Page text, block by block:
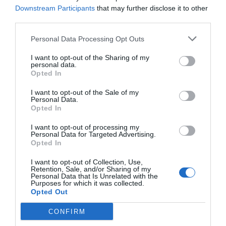
Downstream Participants that may further disclose it to other
Personal Data Processing Opt Outs
I want to opt-out of the Sharing of my
personal data.
Opted In
I want to opt-out of the Sale of my
Personal Data.
Opted In
I want to opt-out of processing my
Personal Data for Targeted Advertising.
Opted In
I want to opt-out of Collection, Use,
Retention, Sale, and/or Sharing of my
Personal Data that Is Unrelated with the
Purposes for which it was collected.
Opted Out
CONFIRM
IDEAS
La cocina cubana y sin rencores de
Verónica Cervera
Cuba, tal como prueba esta bloguera culinaria exiliada en